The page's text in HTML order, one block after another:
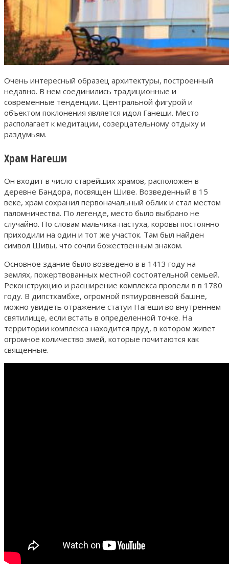
Очень интересный образец архитектуры, построенный
недавно. В нем соединились традиционные и
современные тенденции. Центральной фигурой и
объектом поклонения является идол Ганеши. Место
располагает к медитации, созерцательному отдыху и
раздумьям.
Храм Нагеши
Он входит в число старейших храмов, расположен в
деревне Бандора, посвящен Шиве. Возведенный в 15
веке, храм сохранил первоначальный облик и стал местом
паломничества. По легенде, место было выбрано не
случайно. По словам мальчика-пастуха, коровы постоянно
приходили на один и тот же участок. Там был найден
символ Шивы, что сочли божественным знаком.
Основное здание было возведено в в 1413 году на
землях, пожертвованных местной состоятельной семьей.
Реконструкцию и расширение комплекса провели в в 1780
году. В дипстхамбхе, огромной пятиуровневой башне,
можно увидеть отражение статуи Нагеши во внутреннем
святилище, если встать в определенной точке. На
территории комплекса находится пруд, в котором живет
огромное количество змей, которые почитаются как
священные.